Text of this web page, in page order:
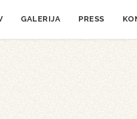
GALERIJA PRESS